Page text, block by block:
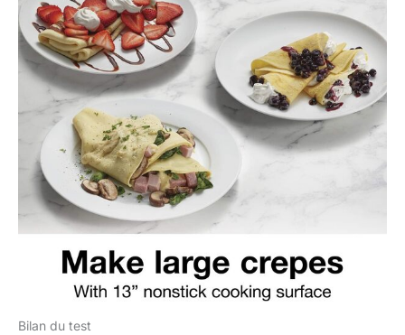
Bilan du test